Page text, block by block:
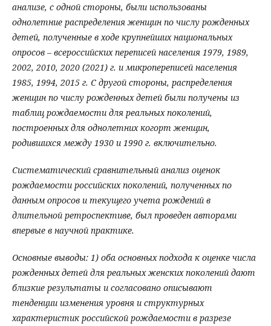
анализе, с одной стороны, были использованы
однолетние распределения женщин по числу рожденных
детей, полученные в ходе крупнейших национальных
опросов – всероссийских переписей населения 1979, 1989,
2002, 2010, 2020 (2021) г. и микропереписей населения
1985, 1994, 2015 г. С другой стороны, распределения
женщин по числу рожденных детей были получены из
таблиц рождаемости для реальных поколений,
построенных для однолетних когорт женщин,
родившихся между 1930 и 1990 г. включительно.
Систематический сравнительный анализ оценок
рождаемости российских поколений, полученных по
данным опросов и текущего учета рождений в
длительной ретроспективе, был проведен авторами
впервые в научной практике.
Основные выводы: 1) оба основных подхода к оценке числа
рожденных детей для реальных женских поколений дают
близкие результаты и согласовано описывают
тенденции изменения уровня и структурных
характеристик российской рождаемости в разрезе